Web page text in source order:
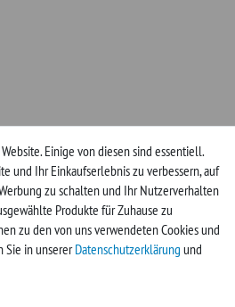
Einige von diesen sind essentiell.
und Ihr Einkaufserlebnis zu verbessern, auf
zu schalten und Ihr Nutzerverhalten
Produkte für Zuhause zu
zu den von uns verwendeten Cookies und
Sie in unsererDaten­schutz­erklärung und